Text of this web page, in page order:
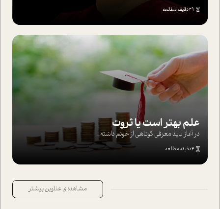
29 دقیقه مطالعه
علم بهتر است یا ثروت
در آغاز باید معرفی کوتاهی از خودم داشته...
4 دقیقه مطالعه
مشاهده ی عناوین بیشتر